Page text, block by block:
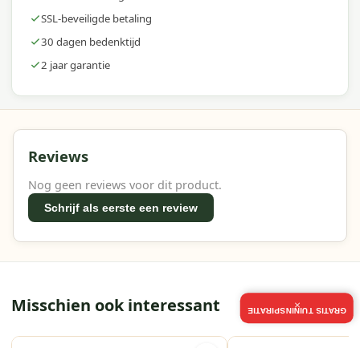
SSL-beveiligde betaling
30 dagen bedenktijd
2 jaar garantie
Reviews
Nog geen reviews voor dit product.
Schrijf als eerste een review
Misschien ook interessant GRATIS TUININSPIRATIE
×